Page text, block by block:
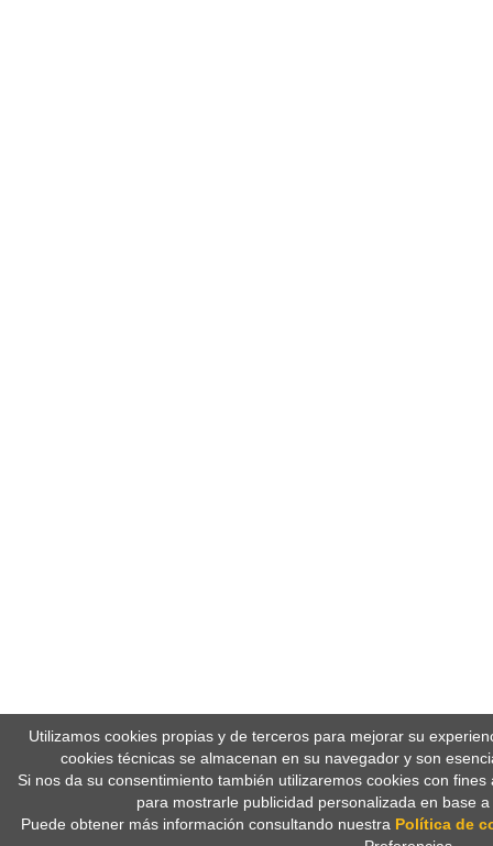
Utilizamos cookies propias y de terceros para mejorar su
cookies técnicas se almacenan en su navegador y son
Si nos da su consentimiento también utilizaremos cookies con
para mostrarle publicidad personalizada en base
Puede obtener más información consultando nuestra Política de